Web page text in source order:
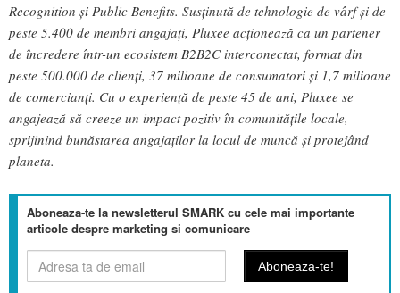
Recognition și Public Benefits. Susținută de tehnologie de vârf și de
peste 5.400 de membri angajați, Pluxee acționează ca un partener
de încredere într-un ecosistem B2B2C interconectat, format din
peste 500.000 de clienți, 37 milioane de consumatori și 1,7 milioane
de comercianți. Cu o experiență de peste 45 de ani, Pluxee se
angajează să creeze un impact pozitiv în comunitățile locale,
sprijinind bunăstarea angajaților la locul de muncă și protejând
planeta.
Aboneaza-te la newsletterul SMARK cu cele mai importante
articole despre marketing si comunicare